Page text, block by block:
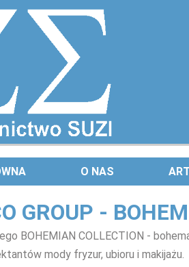
O NAS
GROUP -
BOHEMIAN COLLECTION -
mody fryzur, ubioru i makijażu.